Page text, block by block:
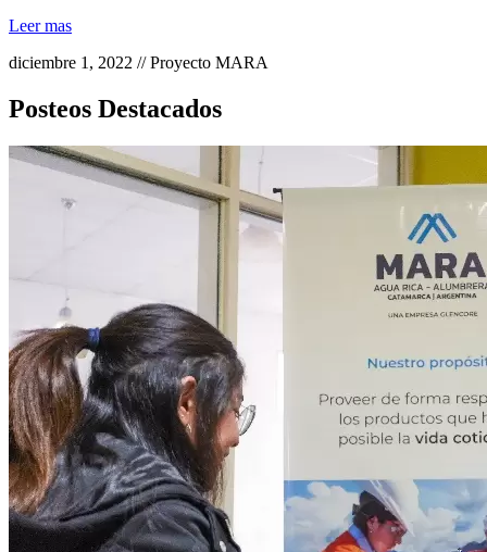
Leer mas
diciembre 1, 2022 // Proyecto MARA
Posteos Destacados